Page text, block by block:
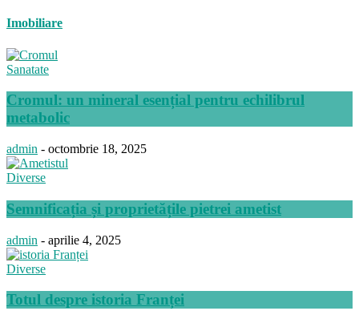
Imobiliare
Sanatate
Cromul: un mineral esențial pentru echilibrul
metabolic
admin - octombrie 18, 2025
Diverse
Semnificația și proprietățile pietrei ametist
admin - aprilie 4, 2025
Diverse
Totul despre istoria Franței